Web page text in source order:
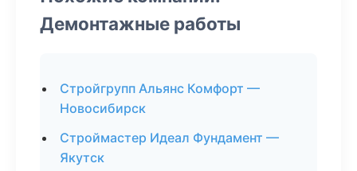
Демонтажные работы
Стройгрупп Альянс Комфорт —
Новосибирск
Строймастер Идеал Фундамент —
Якутск